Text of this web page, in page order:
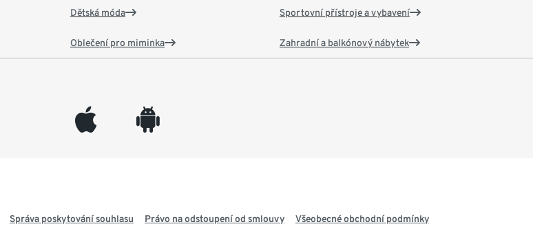
Dětská móda
Oblečení pro miminka
Sportovní přístroje a vybavení
Zahradní a balkónový nábytek
appleinc android
Správa poskytování souhlasu Právo na odstoupení od smlouvy Všeobecné obchodní podmínky